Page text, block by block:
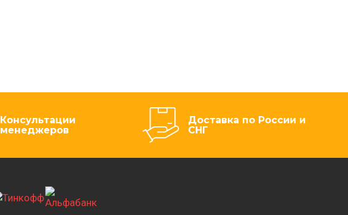
Консультации
менеджеров
Доставка по России и
СНГ